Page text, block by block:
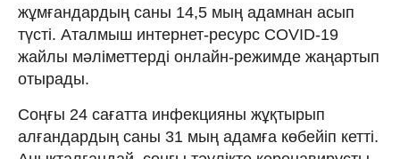
жұмғандардың саны 14,5 мың адамнан асып
түсті. Аталмыш интернет-ресурс COVID-19
жайлы мәліметтерді онлайн-режимде жаңартып
отырады.
Соңғы 24 сағатта инфекцияны жұқтырып
алғандардың саны 31 мың адамға көбейіп кетті.